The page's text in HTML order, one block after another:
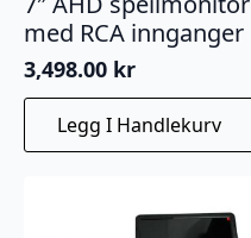
med RCA innganger
3,498.00 kr
Legg I Handlekurv